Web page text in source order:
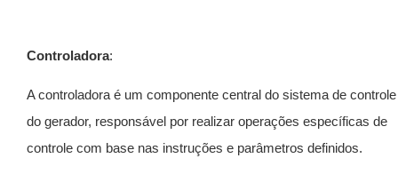
Controladora:
A controladora é um componente central do sistema de controle
do gerador, responsável por realizar operações específicas de
controle com base nas instruções e parâmetros definidos.